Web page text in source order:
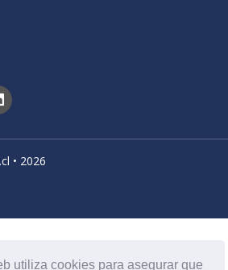
utiliza cookies para asegurar que
• 2026